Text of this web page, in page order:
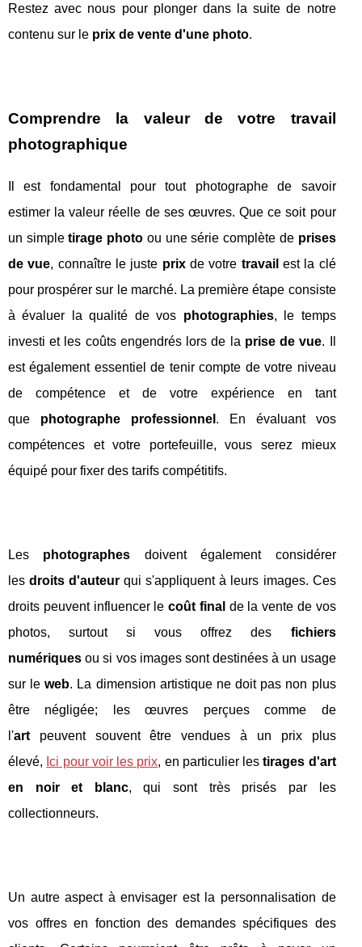
Restez avec nous pour plonger dans la suite de notre
contenu sur le prix de vente d'une photo.
Comprendre la valeur de votre travail
photographique
Il est fondamental pour tout photographe de savoir
estimer la valeur réelle de ses œuvres. Que ce soit pour
un simpletirage photo ou une série complète de prises
de vue, connaître le juste prixde votre travail est la clé
pour prospérer sur le marché. La première étape consiste
à évaluer la qualité de vos photographies, le temps
investi et les coûts engendrés lors de la prise de vue. Il
est également essentiel de tenir compte de votre niveau
de compétence et de votre expérience en tant
que photographe professionnel . En évaluant vos
compétences et votre portefeuille, vous serez mieux
équipé pour fixer des tarifs compétitifs.
Les photographes doivent également considérer
lesdroits d'auteur qui s'appliquent à leurs images. Ces
droits peuvent influencer lecoût final de la vente de vos
photos, surtout si vous offrez des fichiers
numériques ou si vos images sont destinées à un usage
sur leweb. La dimension artistique ne doit pas non plus
être négligée; les œuvres perçues comme de
l'art peuvent souvent être vendues à un prix plus
élevé, Ici pour voir les prix, en particulier lestirages d'art
en noir et blanc, qui sont très prisés par les
collectionneurs.
Un autre aspect à envisager est la personnalisation de
vos offres en fonction des demandes spécifiques des